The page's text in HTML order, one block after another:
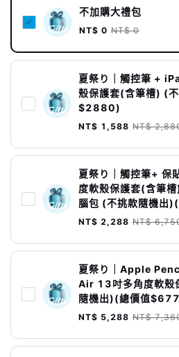
不加購大禮包
NT$ 0 NT$ 0
夏祭り｜觸控筆 +
殼保護套(含筆槽) (
$2880)
NT$ 1,588 NT$
夏祭り｜觸控筆+
度軟殼保護套(含筆
腦包 (不挑款隨機出
NT$ 2,288 NT$
夏祭り｜Apple
Air 13吋多角度軟殼
隨機出)(總價值
NT$ 5,288 NT$